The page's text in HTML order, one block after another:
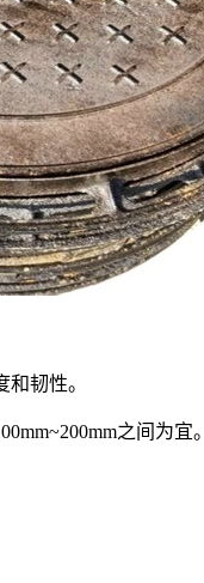
韧性。
之间为宜。